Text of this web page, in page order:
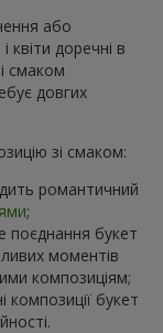
або
доречні в
смаком
довгих
зі смаком:
романтичний
;
поєднання букет
моментів
композиціям;
композиції букет